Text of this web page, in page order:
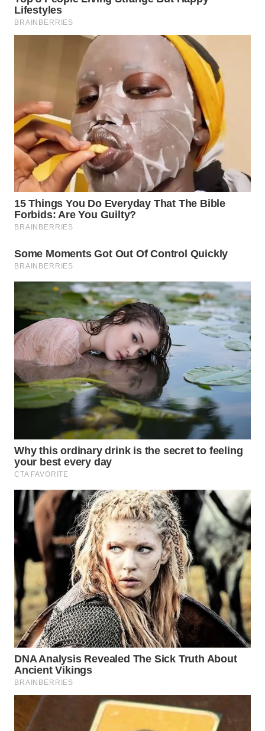
WN
INDRAMAYU
WN
MAJALENGKA
WN
SUBANG
WN
SUKABUMI
PURWAKARTA
WN
PRIANGAN
TIMUR
WN
SEMARANG
WN
SOLO
BOROBUDUR
WN
WN
SURABAYA
WN
NATUNA
WN
BINTAN
WN
MANDALIKA
LIKUPANG